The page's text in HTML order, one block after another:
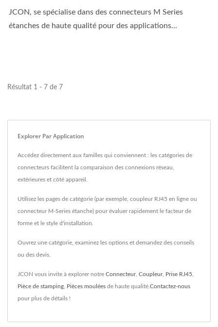
JCON, se spécialise dans des connecteurs M Series
étanches de haute qualité pour des applications...
Résultat 1 - 7 de 7
Explorer Par Application
Accédez directement aux familles qui conviennent : les catégories de
connecteurs facilitent la comparaison des connexions réseau,
extérieures et côté appareil.
Utilisez les pages de catégorie (par exemple, coupleur RJ45 en ligne ou
connecteur M-Series étanche) pour évaluer rapidement le facteur de
forme et le style d'installation.
Ouvrez une catégorie, examinez les options et demandez des conseils
ou des devis.
JCON vous invite à explorer notre Connecteur, Coupleur, Prise RJ45
Pièce de stamping Pièces moulées de haute qualité. Contactez-nous
pour plus de détails !